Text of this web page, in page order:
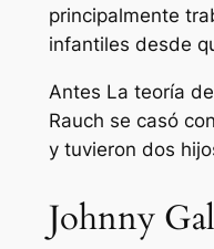
principalmente
infantiles desde
Antes La teoría
Rauch se casó
y tuvieron dos
Johnny